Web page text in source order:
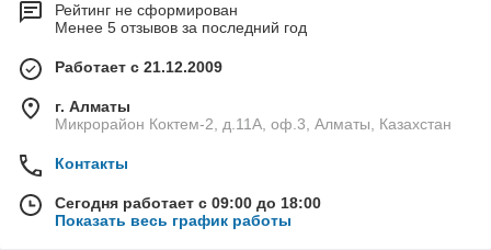
Рейтинг не сформирован
Менее 5 отзывов за последний год
Работает с 21.12.2009
г. Алматы
Микрорайон Коктем-2, д.11А, оф.3, Алматы, Казахстан
Контакты
Сегодня работает с 09:00 до 18:00
Показать весь график работы